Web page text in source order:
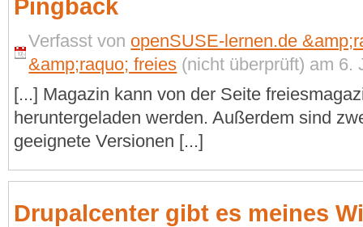
Pingback
Verfasst von openSUSE-lernen.de
&amp;raquo; freies (nicht überprüft) am 6.
[...] Magazin kann von der Seite
heruntergeladen werden. Außerdem sind
geeignete Versionen [...]
Drupalcenter gibt es meines